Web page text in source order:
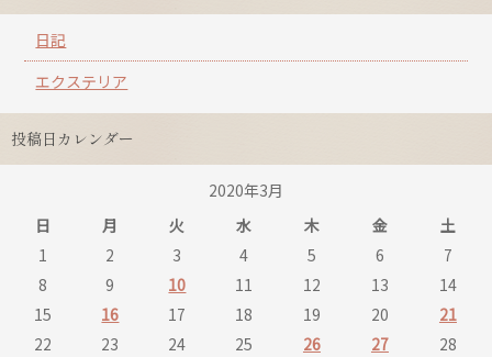
日記
エクステリア
投稿日カレンダー
2020年3月
日
月 火 水 木 金 土
1 2 3 4 5 6
7
8
9 10 11 12 13
14
15
16 17 18 19 20
21
22
23 24 25 26 27
28